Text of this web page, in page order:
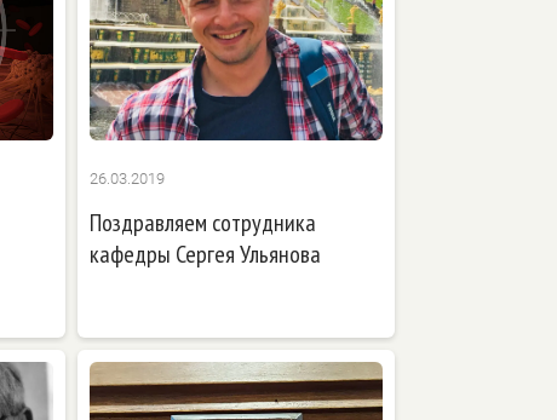
26.03.2019
Поздравляем сотрудника
кафедры Сергея Ульянова